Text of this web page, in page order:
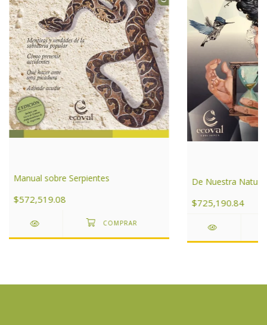
Manual sobre Serpientes
$572,519.08
De Nuestra
$725,190.84